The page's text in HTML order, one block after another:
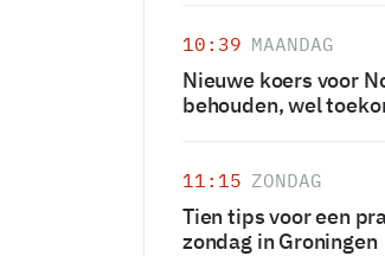
10:39 MAANDAG
Nieuwe koers voor
behouden, wel
11:15 ZONDAG
Tien tips voor een
zondag in Groningen